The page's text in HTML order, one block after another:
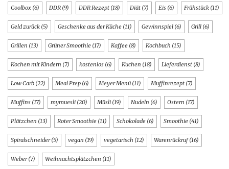
Coolbox (6) DDR (9) DDR Rezept (18) Diät (7) Eis (6) Frühstück (11)
Geld zurück (5) Geschenke aus der Küche (11) Gewinnspiel (6) Grill (6)
Grillen (13) Grüner Smoothie (17) Kaffee (8) Kochbuch (15)
Kochen mit Kindern (7) kostenlos (6) Kuchen (18) Lieferdienst (8)
Low Carb (22) Meal Prep (6) Meyer Menü (11) Muffinrezept (7)
Muffins (17) mymuesli (20) Müsli (19) Nudeln (6) Ostern (17)
Plätzchen (13) Roter Smoothie (11) Schokolade (6) Smoothie (41)
Spiralschneider(5) vegan (19) vegetarisch (12) Warenrückruf(16)
Weber(7) Weihnachtsplätzchen (11)